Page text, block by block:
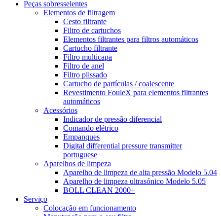
Peças sobresselentes
Elementos de filtragem
Cesto filtrante
Filtro de cartuchos
Elementos filtrantes para filtros automáticos
Cartucho filtrante
Filtro multicapa
Filtro de anel
Filtro plissado
Cartucho de partículas / coalescente
Revestimento FouleX para elementos filtrantes
automáticos
Acessórios
Indicador de pressão diferencial
Comando elétrico
Empanques
Digital differential pressure transmitter
portuguese
Aparelhos de limpeza
Aparelho de limpeza de alta pressão Modelo 5.04
Aparelho de limpeza ultrasónico Modelo 5.05
BOLL CLEAN 2000+
Serviço
Colocação em funcionamento